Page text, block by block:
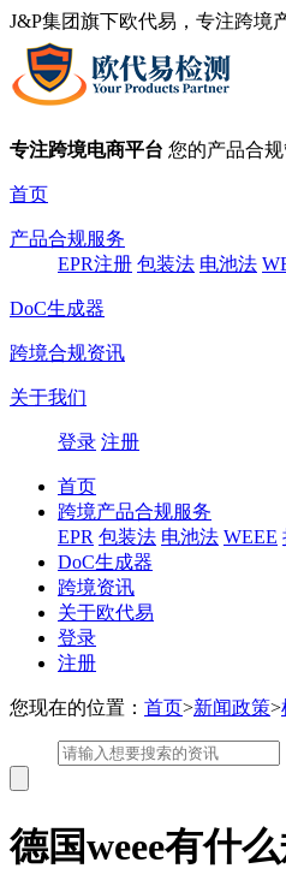
J&P集团旗下欧代易，专注跨境
专注跨境电商平台 您的产品合
首页
产品合规服务
EPR注册 包装法 电池法
DoC生成器
跨境合规资讯
关于我们
登录 注册
首页
跨境产品合规服务
EPR 包装法 电池法 WEEE
DoC生成器
跨境资讯
关于欧代易
登录
注册
您现在的位置： 首页>新闻政策>
德国weee有什